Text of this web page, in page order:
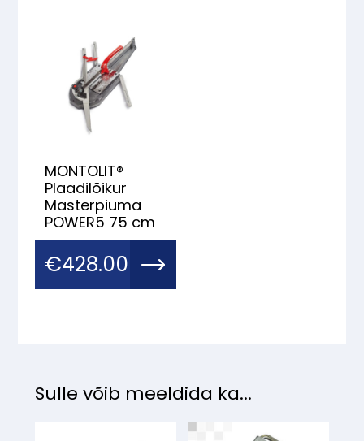
MONTOLIT®
Plaadilõikur
Masterpiuma
POWER5 75 cm
€428.00
Sulle võib meeldida ka...